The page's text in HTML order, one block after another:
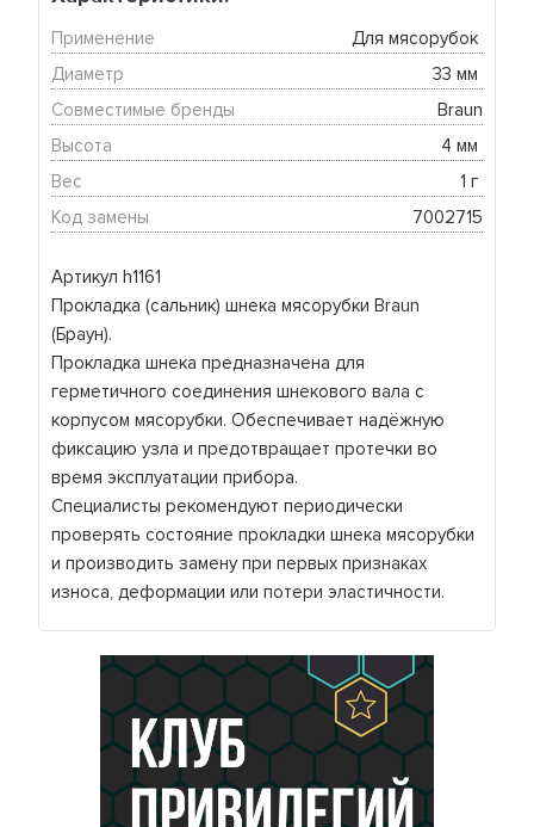
Артикул h1161
Прокладка (сальник) шнека мясорубки Braun
(Браун).
Прокладка шнека предназначена для
герметичного соединения шнекового вала с
корпусом мясорубки. Обеспечивает надёжную
фиксацию узла и предотвращает протечки во
время эксплуатации прибора.
Специалисты рекомендуют периодически
проверять состояние прокладки шнека мясорубки
и производить замену при первых признаках
износа, деформации или потери эластичности.
Применение
Для мясорубок
Диаметр
33 мм
Совместимые бренды
Braun
Высота
4 мм
Вес
1 г
Код замены
7002715